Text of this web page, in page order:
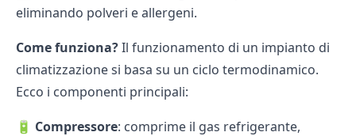
eliminando polveri e allergeni.
Come funziona?Il funzionamento di un impianto di
climatizzazione si basa su un ciclo termodinamico.
Ecco i componenti principali:
🔋 Compressore: comprime il gas refrigerante,